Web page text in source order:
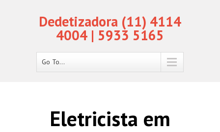
Dedetizadora (11) 4114
4004 | 5933 5165
Go To...
Eletricista em